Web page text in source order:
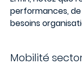
performances,
besoins
Mobilité